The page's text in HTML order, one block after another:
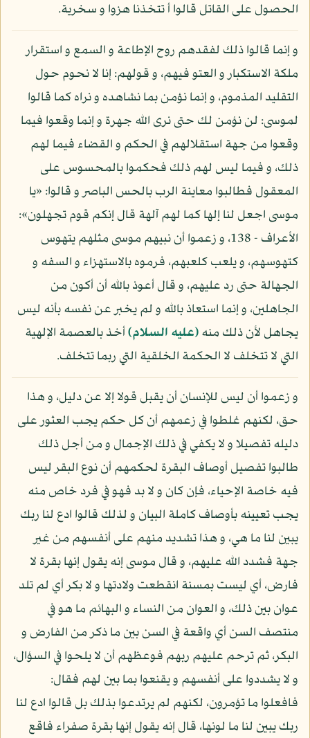
الحصول على القاتل قالوا أ تتخذنا هزوا و سخرية.
و إنما قالوا ذلك لفقدهم روح الإطاعة و السمع و استقرار
ملكة الاستكبار و العتو فيهم، و قولهم: إنا لا نحوم حول
التقليد المذموم، و إنما نؤمن بما نشاهده و نراه كما قالوا
لموسى: لن نؤمن لك حتى نرى الله جهرة و إنما وقعوا فيما
وقعوا من جهة استقلالهم في الحكم و القضاء فيما لهم
ذلك، و فيما ليس لهم ذلك فحكموا بالمحسوس على
المعقول فطالبوا معاينة الرب بالحس الباصر و قالوا: «يا
موسى اجعل لنا إلها كما لهم آلهة قال إنكم قوم تجهلون»:
الأعراف - 138، و زعموا أن نبيهم موسى مثلهم يتهوس
كتهوسهم، و يلعب كلعبهم، فرموه بالاستهزاء و السفه و
الجهالة حتى رد عليهم، و قال أعوذ بالله أن أكون من
الجاهلين، و إنما استعاذ بالله و لم يخبر عن نفسه بأنه ليس
يجاهل لأن ذلك منه(عليه السلام)أخذ بالعصمة الإلهية
التي لا تتخلف لا الحكمة الخلقية التي ربما تتخلف.
و زعموا أن ليس للإنسان أن يقبل قولا إلا عن دليل، و هذا
حق، لكنهم غلطوا في زعمهم أن كل حكم يجب العثور على
دليله تفصيلا و لا يكفي في ذلك الإجمال و من أجل ذلك
طالبوا تفصيل أوصاف البقرة لحكمهم أن نوع البقر ليس
فيه خاصة الإحياء، فإن كان و لا بد فهو في فرد خاص منه
يجب تعيينه بأوصاف كاملة البيان و لذلك قالوا ادع لنا ربك
يبين لنا ما هي، و هذا تشديد منهم على أنفسهم من غير
جهة فشدد الله عليهم، و قال موسى إنه يقول إنها بقرة لا
فارض، أي ليست بمسنة انقطعت ولادتها و لا بكر أي لم تلد
عوان بين ذلك، و العوان من النساء و البهائم ما هو في
منتصف السن أي واقعة في السن بين ما ذكر من الفارض و
البكر، ثم ترحم عليهم ربهم فوعظهم أن لا يلحوا في السؤال،
و لا يشددوا على أنفسهم و يقنعوا بما بين لهم فقال:
فافعلوا ما تؤمرون، لكنهم لم يرتدعوا بذلك بل قالوا ادع لنا
ربك يبين لنا ما لونها، قال إنه يقول إنها بقرة صفراء فاقع